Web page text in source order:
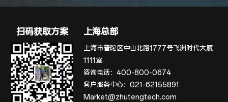
扫码获取方案 上海总部
上海市普陀区中山北路1777号飞洲时代大厦
1111室
咨询电话：400-800-0674
客户服务中心：021-62155891
Market@zhutengtech.com